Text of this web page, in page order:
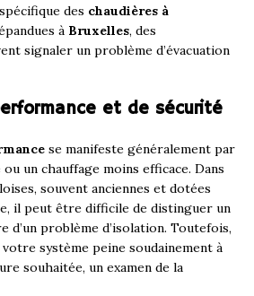
des chaudières à
à Bruxelles, des
signaler un problème d’évacuation
et de sécurité
se manifeste généralement par
un chauffage moins efficace. Dans
souvent anciennes et dotées
il peut être difficile de distinguer un
d’un problème d’isolation. Toutefois,
système peine soudainement à
souhaitée, un examen de la